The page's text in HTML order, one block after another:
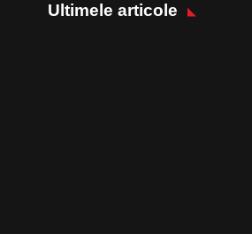
Ultimele articole